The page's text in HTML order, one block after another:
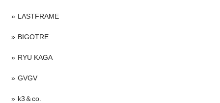
LASTFRAME
BIGOTRE
RYU KAGA
GVGV
k3＆co.